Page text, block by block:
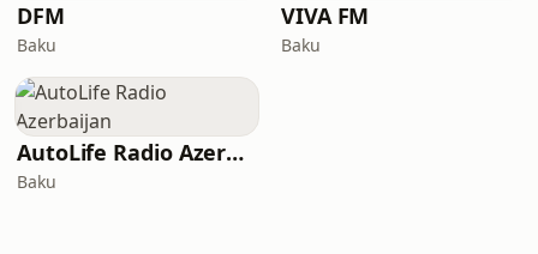
DFM
Baku
VIVA FM
Baku
AutoLife Radio Azerbaijan
Baku